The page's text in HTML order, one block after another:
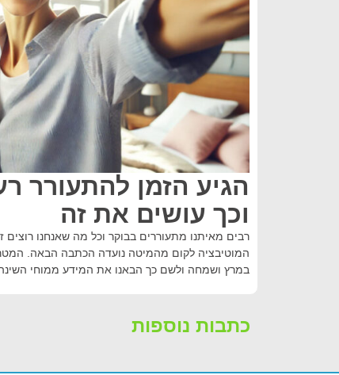
הגיע הזמן להתעורר
וכך עושים את זה
רבים מאיתנו מתעוררים בבוקר וכל מה שאנחנו רוצים
המוטיבציה לקום מהמיטה נועדה הכתבה הבאה.
במרץ ושמחה ולשם כך הבאנו את המידע ממוחי
כתבות נוספות